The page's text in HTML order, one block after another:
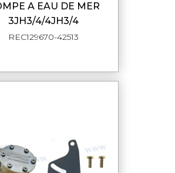
3JH3/4/4JH3/4
REC129670-42513